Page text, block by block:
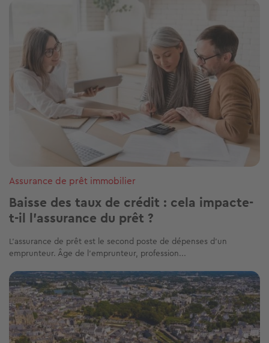
Assurance de prêt immobilier
Baisse des taux de crédit : cela impacte-
t-il l’assurance du prêt ?
L’assurance de prêt est le second poste de dépenses d’un
emprunteur. Âge de l’emprunteur, profession...
Image